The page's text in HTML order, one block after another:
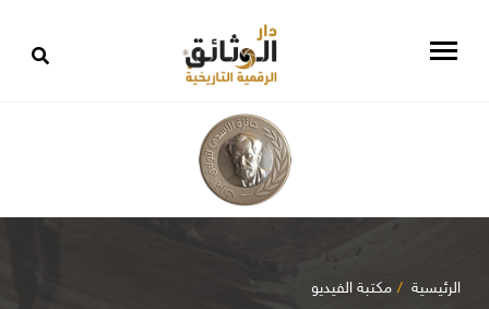
الرئيسية مكتبة الفيديو